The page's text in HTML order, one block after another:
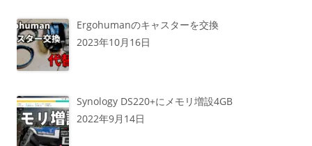
Ergohumanのキャスターを交換
2023年10月16日
Synology DS220+にメモリ増設4GB
2022年9月14日